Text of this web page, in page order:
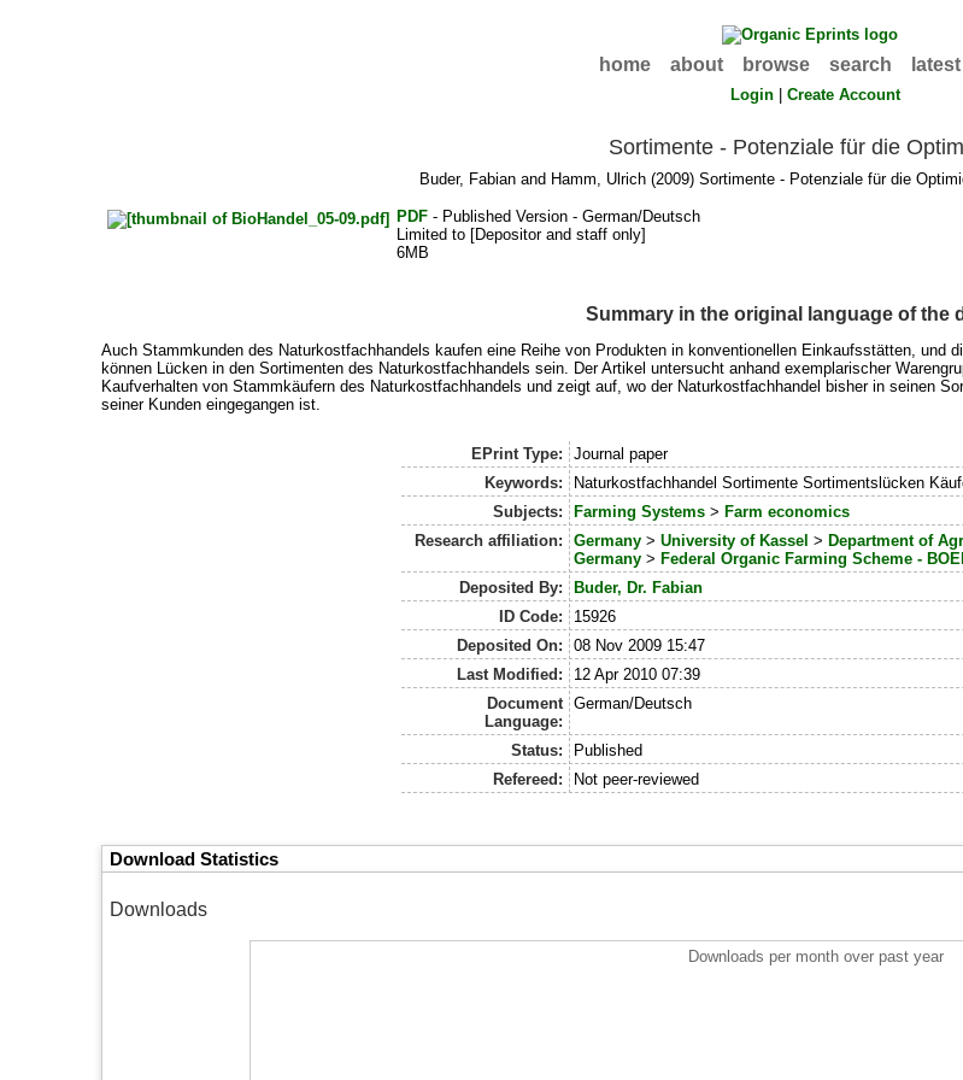
home about browse search latest
Login |Create Account
Sortimente - Potenziale für die
Buder, Fabianand Hamm, Ulrich(2009) Sortimente - Potenziale für die
PDF- Published Version - German/Deutsch
Limited to [Depositor and staff only]
6MB
Summary in the original language of the
Auch Stammkunden des Naturkostfachhandels kaufen eine Reihe von Produkten in konventionellen Einkaufsstätten, und
können Lücken in den Sortimenten des Naturkostfachhandels sein. Der Artikel untersucht anhand exemplarischer
Kaufverhalten von Stammkäufern des Naturkostfachhandels und zeigt auf, wo der Naturkostfachhandel bisher in seinen
seiner Kunden eingegangen ist.
EPrint Type:
Journal paper
Keywords:
Naturkostfachhandel Sortimente Sortimentslücken
Subjects:
Farming Systems > Farm economics
Research affiliation:
Germany >University of Kassel > Department of
Germany > Federal Organic Farming Scheme -
Deposited By:
Buder, Dr. Fabian
ID Code:
15926
Deposited On:
08 Nov 2009 15:47
Last Modified:
12 Apr 2010 07:39
Document
Language:
German/Deutsch
Status:
Published
Refereed:
Not peer-reviewed
Download Statistics
Downloads
Downloads per month over past year